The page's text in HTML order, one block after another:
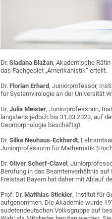
Dr. Sladana Blažan, Akademische
das Fachgebiet „Amerikanistik“ erteilt.
Dr. Florian Erhard , Juniorprofessor,
für Systemvirologie an der Universität
Dr. Julia Meister, Juniorprofessorin,
längstens jedoch bis 31.03.2023, auf
Geomorphologie beschäftigt.
Dr. Silke Neuhaus-Eckhardt,
Juniorprofessorin für Mathematik
Dr. Oliver Scherf-Clavel ,
Berufung in das Beamtenverhältnis
Freistaat Bayern hat daher mit Ablauf
Prof. Dr. Matthias Stickler, Institut für
aufgenommen. Die Akademie wurde
sudetendeutschen Volksgruppe auf